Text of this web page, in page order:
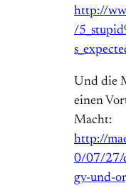
http://
/
Und die
einen
Macht:
http://
0/07/27/
gv-und-